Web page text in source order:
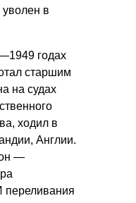
в
годах
старшим
на судах
ходил в
Англии.
—
переливания